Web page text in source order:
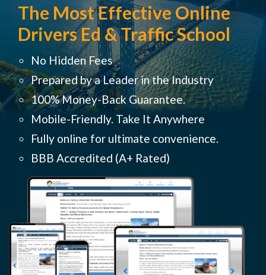
The Most Effective Online
Drivers Ed & Traffic School
No Hidden Fees
Prepared by a Leader in the Industry
100% Money-Back Guarantee.
Mobile-Friendly. Take It Anywhere
Fully online for ultimate convenience.
BBB Accredited (A+ Rated)